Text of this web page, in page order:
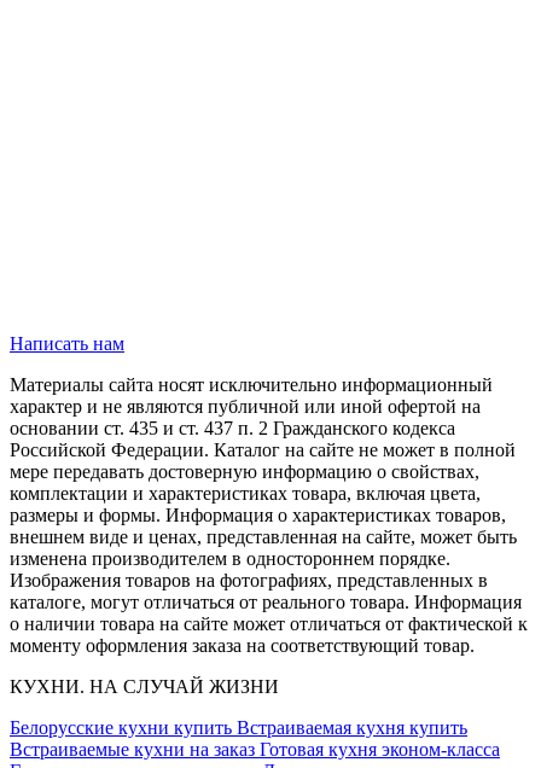
Написать нам
Материалы сайта носят исключительно информационный
характер и не являются публичной или иной офертой на
основании ст. 435 и ст. 437 п. 2 Гражданского кодекса
Российской Федерации. Каталог на сайте не может в полной
мере передавать достоверную информацию о свойствах,
комплектации и характеристиках товара, включая цвета,
размеры и формы. Информация о характеристиках товаров,
внешнем виде и ценах, представленная на сайте, может быть
изменена производителем в одностороннем порядке.
Изображения товаров на фотографиях, представленных в
каталоге, могут отличаться от реального товара. Информация
о наличии товара на сайте может отличаться от фактической к
моменту оформления заказа на соответствующий товар.
КУХНИ. НА СЛУЧАЙ ЖИЗНИ
Белорусские кухни купить Встраиваемая кухня купить
Встраиваемые кухни на заказ Готовая кухня эконом-класса